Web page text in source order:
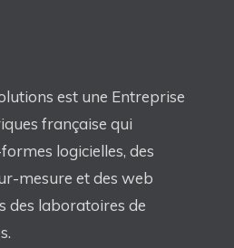
est une Entreprise
française qui
logicielles, des
mesure et des web
des laboratoires de